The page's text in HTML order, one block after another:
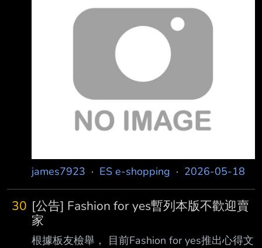
中」 直到5/14都還是沒動靜 依照之前用蝦皮店
到店有貨被弄丟的經驗 我的直覺告訴我，這次
貨品應該也是遺失了 所以5/14當天就用APP聯
https://images2.imgbox.com/29/e7/NdySQPJi_o
.png 看來是AI回應，反正就只能先讓他加快配
送，再等48小時更新看看... ht
james7923 · ES e-shopping · 2026-05-18
30 [公告] Fashion for yes暫列本版不歡迎賣
家
根據板友檢舉， 目前Fashion for yes推出心得文